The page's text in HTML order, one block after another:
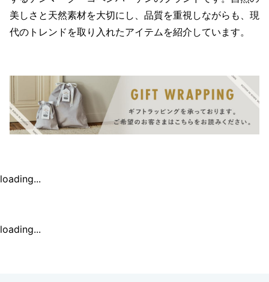
美しさと天然素材を大切にし、品質を重視しながらも、現
代のトレンドを取り入れたアイテムを紹介しています。
loading...
loading...